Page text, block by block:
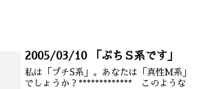
2005/03/10 「ぷちＳ系です」
私は「プチS系」。あなたは「真性M系」
でしょうか？************* このような